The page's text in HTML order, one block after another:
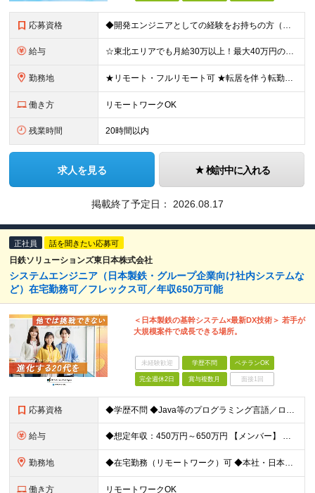
応募資格 ◆開発エンジニアとしての経験をお持ちの方（目安：5年） ◆学歴不問 ★1,000件以上案件からスキルや希望に沿ったプロジェクト先にアサインします ★会社都合でのアサインは一切ないのでご安心ください
給与 ☆東北エリアでも月給30万以上！最大40万円の入社祝い金あり！ 月給30万円以上＋賞与年3回＋各種手当 《最大40万円の入社祝い金あり》 ①試用期間終了後に20万円 ②入社1年後に20万円 合計最大
勤務地 ★リモート・フルリモート可 ★転居を伴う転勤なし／U・Iターン歓迎 ◆宮城県・北海道内の各プロジェクト先 ＜本社＞ 宮城県仙台市青葉区一番町2-6-1 シティハウス一番中央2F ＜札幌オフィス＞
働き方 リモートワークOK
残業時間 20時間以内
求人を見る 検討中に入れる
掲載終了予定日： 2026.08.17
正社員 話を聞きたい応募可
日鉄ソリューションズ東日本株式会社
システムエンジニア（日本製鉄・グループ企業向け社内システムな
ど）在宅勤務可／フレックス可／年収650万可能
＜日本製鉄の基幹システム×最新DX技術＞ 若手が
大規模案件で成長できる場所。
未経験歓迎 学歴不問 ベテランOK
完全週休2日 賞与複数月 面接1回
応募資格 ◆学歴不問 ◆Java等のプログラミング言語／ローコード開発プラットフォームを用いたシステム開発（設計・プログラミングなど）のご経験をお持ちの方 ※ゆくゆくはPL・PMへとステップアップしていただけ
給与 ◆想定年収：450万円～650万円 【メンバー】 ◆月給25万1,110円～35万3,000円＋賞与年2回＋各種手当 ┗想定年収450万円～650万円 ※残業代は全額支給します ※経験・スキルを考慮
勤務地 ◆在宅勤務（リモートワーク）可 ◆本社・日本製鉄本社及びグループ会社内の23区内各拠点などでの勤務になります 【本社】 東京都中央区新川2-27-1 東京住友ツインビル東館23階 ※変更の範囲：会
働き方 リモートワークOK